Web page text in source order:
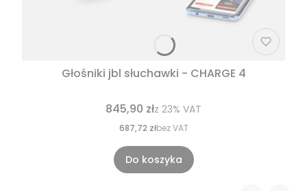
Głośniki jbl słuchawki - CHARGE 4
845,90 złz 23% VAT
687,72 złbez VAT
Do koszyka